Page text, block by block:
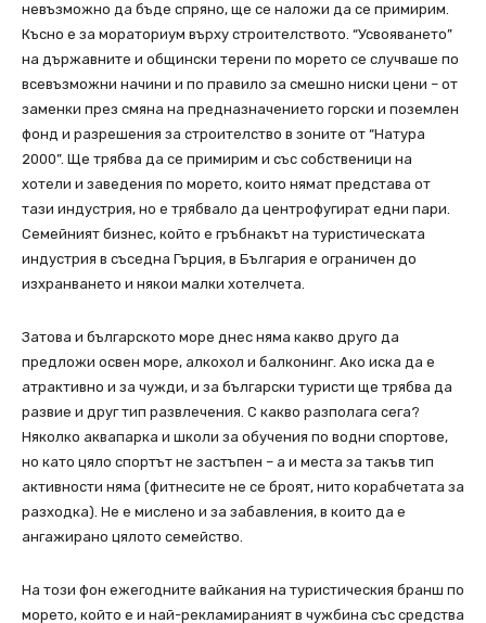
невъзможно да бъде спряно, ще се наложи да се примирим.
Късно е за мораториум върху строителството. “Усвояването”
на държавните и общински терени по морето се случваше по
всевъзможни начини и по правило за смешно ниски цени – от
заменки през смяна на предназначението горски и поземлен
фонд и разрешения за строителство в зоните от “Натура
2000”. Ще трябва да се примирим и със собственици на
хотели и заведения по морето, които нямат представа от
тази индустрия, но е трябвало да центрофугират едни пари.
Семейният бизнес, който е гръбнакът на туристическата
индустрия в съседна Гърция, в България е ограничен до
изхранването и някои малки хотелчета.
Затова и българското море днес няма какво друго да
предложи освен море, алкохол и балконинг. Ако иска да е
атрактивно и за чужди, и за български туристи ще трябва да
развие и друг тип развлечения. С какво разполага сега?
Няколко аквапарка и школи за обучения по водни спортове,
но като цяло спортът не застъпен – а и места за такъв тип
активности няма (фитнесите не се броят, нито корабчетата за
разходка). Не е мислено и за забавления, в които да е
ангажирано цялото семейство.
На този фон ежегодните вайкания на туристическия бранш по
морето, който е и най-рекламираният в чужбина със средства